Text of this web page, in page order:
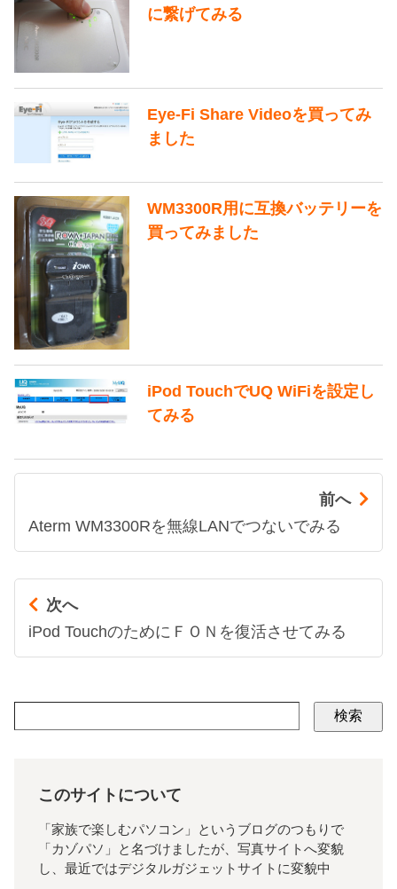
に繋げてみる
Eye-Fi Share Videoを買ってみ
ました
WM3300R用に互換バッテリーを
買ってみました
iPod TouchでUQ WiFiを設定し
てみる
前へ
Aterm WM3300Rを無線LANでつないでみる
次へ
iPod TouchのためにＦＯＮを復活させてみる
検索
このサイトについて
「家族で楽しむパソコン」というブログのつもりで
「カゾパソ」と名づけましたが、写真サイトへ変貌
し、最近ではデジタルガジェットサイトに変貌中